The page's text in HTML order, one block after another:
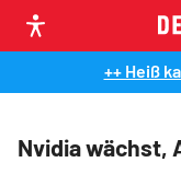
++ Heiß
Nvidia wächst,